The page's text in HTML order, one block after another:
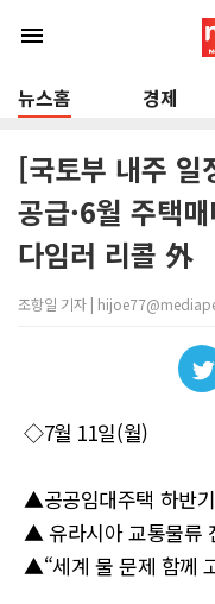
menu
뉴스홈 경제
[국토부 내주 일
공급·6월 주택
다임러 리콜 外
조항일 기자 |
◇7월 11일(월)
▲공공임대주택 하반
▲ 유라시아 교통물류
▲“세계 물 문제 함께